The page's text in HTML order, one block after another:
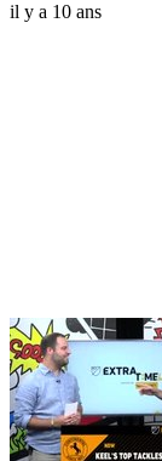
il y a 10 ans